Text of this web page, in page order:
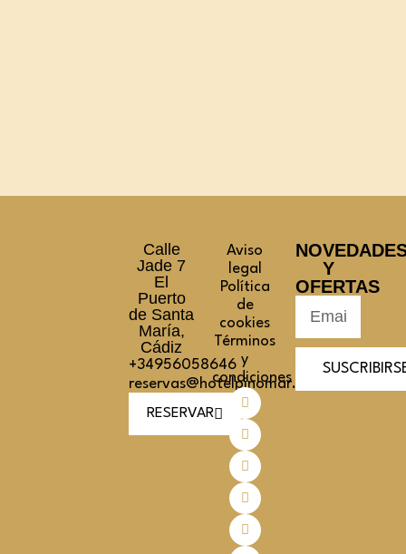
Calle
Jade 7
El
Puerto
de Santa
María,
Cádiz
+34956058646
reservas@hotelpinomar.com
RESERVAR
Aviso
legal
Política
de
cookies
Términos
y
condiciones
Y
OFERTAS